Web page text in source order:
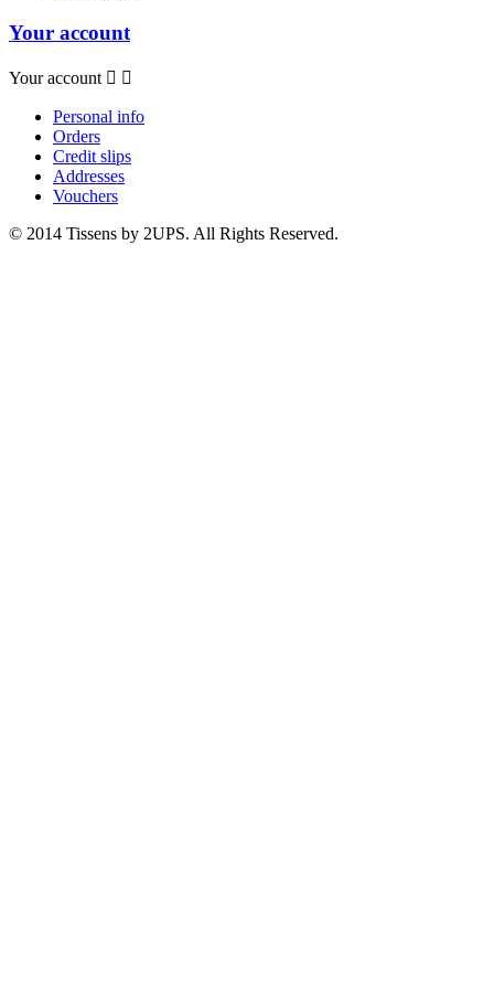
Your account
Your account  
Personal info
Orders
Credit slips
Addresses
Vouchers
© 2014 Tissens by 2UPS. All Rights Reserved.